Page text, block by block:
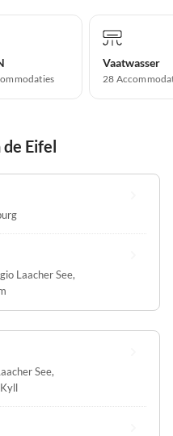
Vaatwasser
28
Eifel
Laacher See,
See,